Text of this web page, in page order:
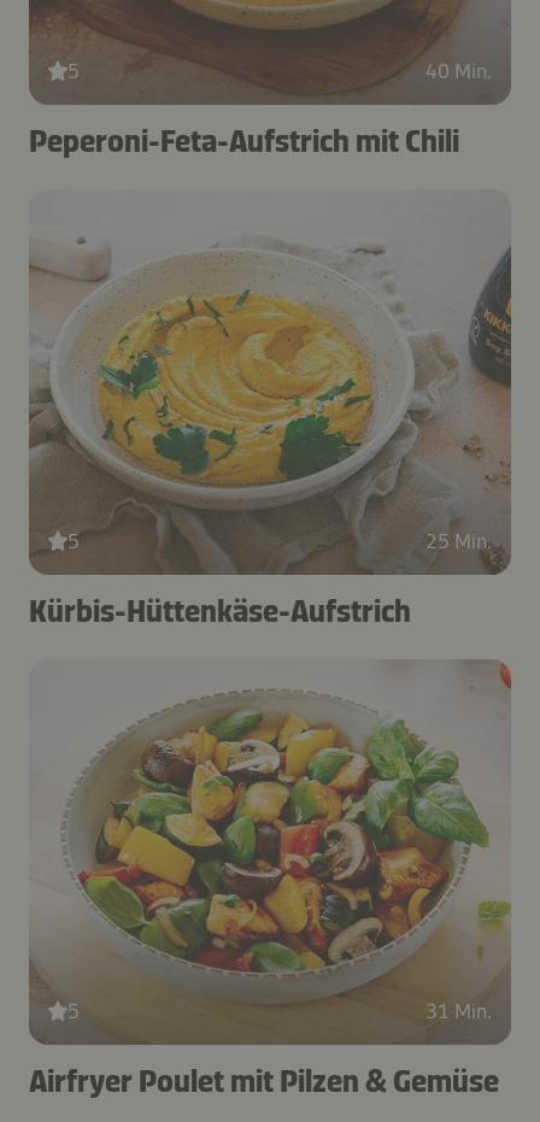
5 40 Min.
Peperoni-Feta-Aufstrich mit Chili
5 25 Min.
Kürbis-Hüttenkäse-Aufstrich
5 31 Min.
Airfryer Poulet mit Pilzen & Gemüse